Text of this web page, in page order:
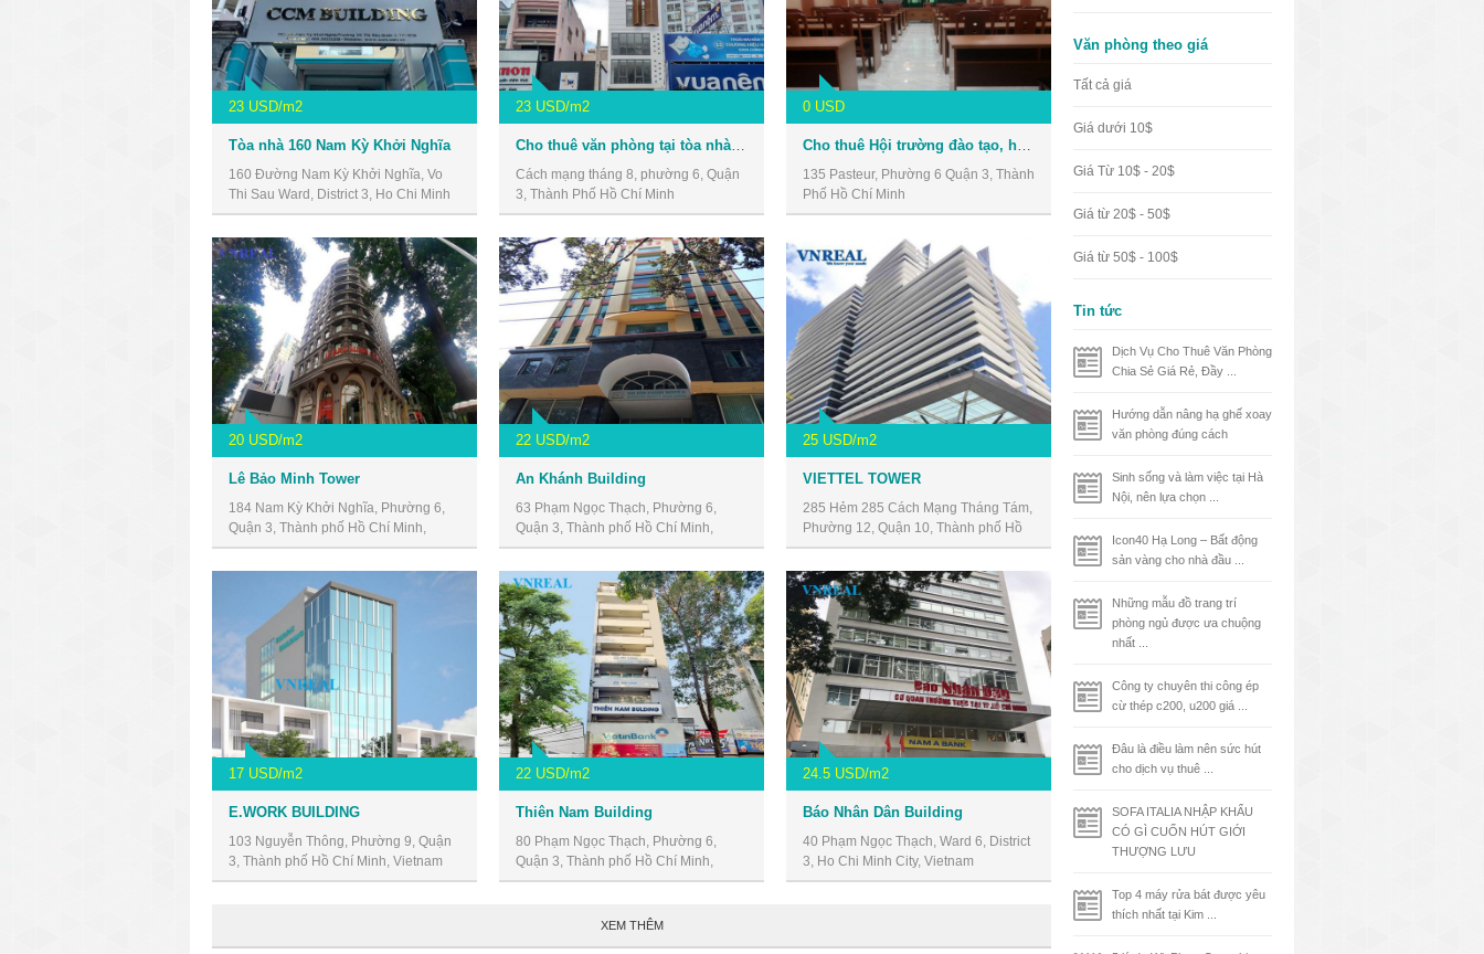
23 USD/m2
Tòa nhà 160 Nam Kỳ Khởi Nghĩa
160 Đường Nam Kỳ Khởi Nghĩa, Vo
Thi Sau Ward, District 3, Ho Chi Minh
City, Vietnam
23 USD/m2
Cách mạng tháng 8, phường 6, Quận
3, Thành Phố Hồ Chí Minh
0 USD
135 Pasteur, Phường 6 Quận 3, Thành
Phố Hồ Chí Minh
20 USD/m2
Lê Bảo Minh Tower
184 Nam Kỳ Khởi Nghĩa, Phường 6,
Quận 3, Thành phố Hồ Chí Minh,
Vietnam
22 USD/m2
An Khánh Building
63 Phạm Ngọc Thạch, Phường 6,
Quận 3, Thành phố Hồ Chí Minh,
Vietnam
25 USD/m2
VIETTEL TOWER
285 Hẻm 285 Cách Mạng Tháng Tám,
Phường 12, Quận 10, Thành phố Hồ
Chí Minh, Vietnam
17 USD/m2
E.WORK BUILDING
103 Nguyễn Thông, Phường 9, Quận
3, Thành phố Hồ Chí Minh, Vietnam
22 USD/m2
Thiên Nam Building
80 Phạm Ngọc Thạch, Phường 6,
Quận 3, Thành phố Hồ Chí Minh,
Vietnam
24.5 USD/m2
Báo Nhân Dân Building
40 Phạm Ngọc Thạch, Ward 6, District
3, Ho Chi Minh City, Vietnam
XEM THÊM
Văn phòng theo giá
Tất cả giá
Giá dưới 10$
Giá Từ 10$ - 20$
Giá từ 20$ - 50$
Giá từ 50$ - 100$
Tin tức
Dịch Vụ Cho Thuê Văn Phòng
Chia Sẻ Giá Rẻ, Đầy ...
Hướng dẫn nâng hạ ghế xoay
văn phòng đúng cách
Sinh sống và làm việc tại Hà
Nội, nên lựa chọn ...
Icon40 Hạ Long – Bất động
sản vàng cho nhà đầu ...
Những mẫu đồ trang trí
phòng ngủ được ưa chuộng
nhất ...
Công ty chuyên thi công ép
cừ thép c200, u200 giá ...
Đâu là điều làm nên sức hút
cho dịch vụ thuê ...
SOFA ITALIA NHẬP KHẨU
CÓ GÌ CUỐN HÚT GIỚI
THƯỢNG LƯU
Top 4 máy rửa bát được yêu
thích nhất tại Kim ...